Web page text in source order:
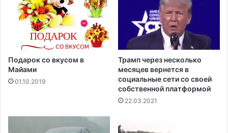
н
е
е
е
с
т
Подарок со вкусом в
Майами
01.10.2019
Трамп через несколько
месяцев вернется в
социальные сети со своей
собственной платформой
22.03.2021